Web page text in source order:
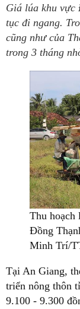
Giá lúa khu vực
tục đi ngang.
cũng như của
trong 3 tháng
Thu
Đồng
Minh Trí/
Tại An Giang,
triển nông thôn
9.100 - 9.300